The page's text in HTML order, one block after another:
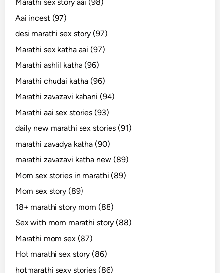
Marathi sex story aai (98)
Aai incest (97)
desi marathi sex story (97)
Marathi sex katha aai (97)
Marathi ashlil katha (96)
Marathi chudai katha (96)
Marathi zavazavi kahani (94)
Marathi aai sex stories (93)
daily new marathi sex stories (91)
marathi zavadya katha (90)
marathi zavazavi katha new (89)
Mom sex stories in marathi (89)
Mom sex story (89)
18+ marathi story mom (88)
Sex with mom marathi story (88)
Marathi mom sex (87)
Hot marathi sex story (86)
hotmarathi sexy stories (86)